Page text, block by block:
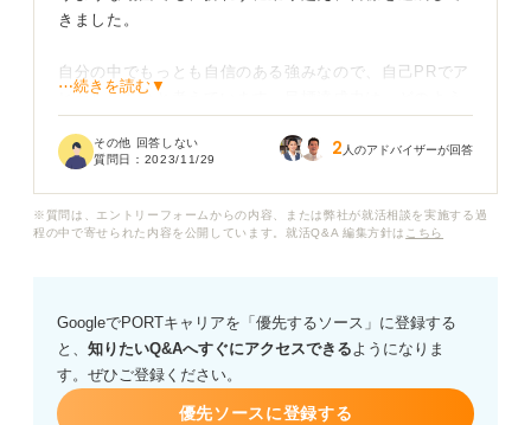
きました。
自分の中でもっとも自信のある強みなので、自己PRでア
ピールしたいと考えています。目標達成力は、どのよう
いたり、うまく言い換えた強みを教えてください。
⋯続きを読む▼
その他 回答しない
質問日： 2023/11/29 2 人のアドバイザーが回答
※質問は、エントリーフォームからの内容、または弊社が就活相談を実施する過
程の中で寄せられた内容を公開しています。就活Q&A 編集方針は こちら
GoogleでPORTキャリアを「優先するソース」に登録する
と、 知りたいQ&Aへすぐにアクセスできるようになりま
す。ぜひご登録ください。
優先ソースに登録する